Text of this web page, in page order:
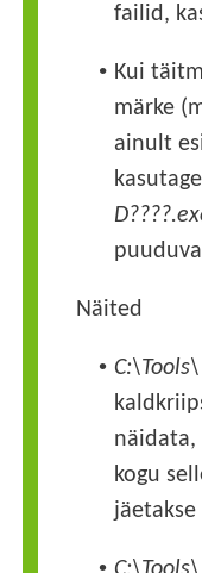
failid,
• Kui
märke
ainult
Näited
•
näidata,
kogu
jäetakse
•